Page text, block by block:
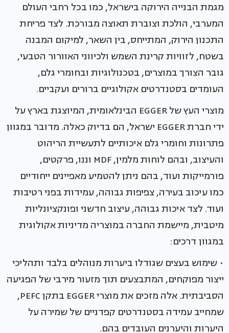
מגמת הבנייה הירוקה בישראל, כמו בכל רחבי העולם
המערבי, הולכת וצוברת תאוצה מבורכת. לצד פריחת
התכנון הירוק, המתייחס, בין השאר, למיקום המבנה
בשטח, לזוויות קרינת השמש ולכיווני האוורור הטבעי,
גובר הצורך במוצרים, בטכנולוגיות ובחומרי גלם,
העומדים בסטנדרטים אקולוגיים ברורים ועקביים.
מוצרי העץ של EGGER הבינלאומית, המיוצגת בארץ על
ידי חברת EGGER ישראל, הם בדיוק כאלה. מדובר במגוון
פתרונות וחומרי גלם איכותיים לתעשיית הריהוט
והעיצוב, ובהם לוחות מלמין, MDF וננו, פרקטים,
פורמייקות ועוד, בהם ניתן להטמיע מאפיינים ייחודיים
כמו עיכוב בעירה, צפיפות גבוהה, עמידות בפני רטיבות
ועוד. לצד איכות גבוהה, עיצוב חדשני ופונקציונליות
מיטבית, מיישמת החברה במוצריה מדיניות אקולוגית
במגוון דרכים:
• שימוש בעצים שגודלו ביערות מנוהלים בלבד ותהליכי
ייצור מפוקחים, המתבצעים תוך מזעור מירבי של הפגיעה
הסביבתית. אלה מזכים את מוצרי EGGER בתקן PEFC,
שמחייב עמידה בסטנדרטים קפדניים של שמירה על
היערות והיערנים העובדים בהם.